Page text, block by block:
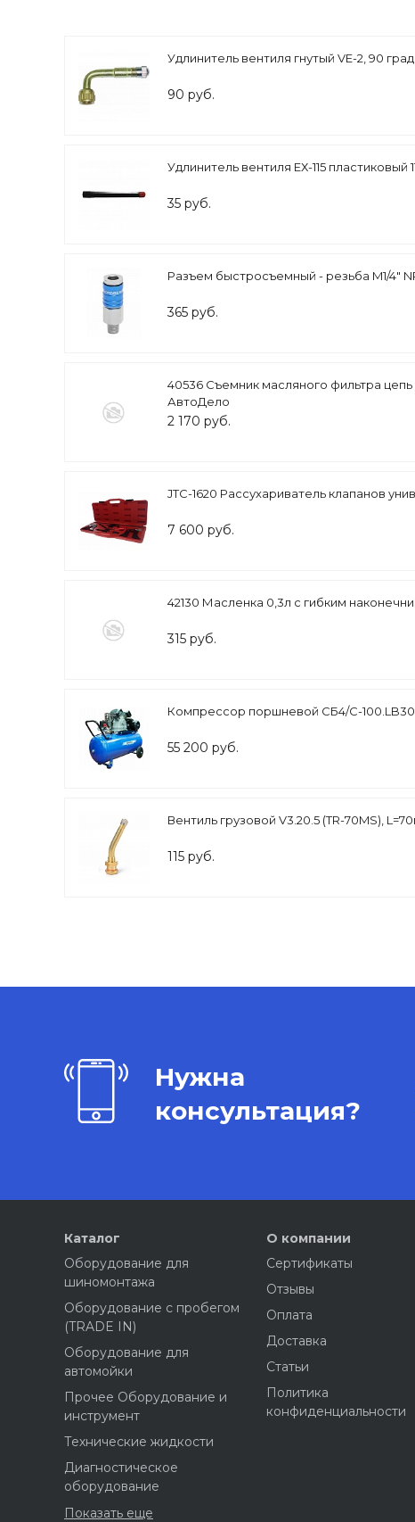
Удлинитель вентиля гнутый VE-2, 90 град.
90 руб.
Удлинитель вентиля ЕХ-115 пластиковый
35 руб.
Разъем быстросъемный - резьба M1/4"
365 руб.
40536 Съемник масляного фильтра
АвтоДело
2 170 руб.
JTC-1620 Рассухариватель клапанов
7 600 руб.
42130 Масленка 0,3л с гибким
315 руб.
Компрессор поршневой СБ4/С-
55 200 руб.
Вентиль грузовой V3.20.5 (TR-70MS),
115 руб.
Нужна
консультация?
Каталог
Оборудование для
шиномонтажа
Оборудование с пробегом
(TRADE IN)
Оборудование для
автомойки
Прочее Оборудование и
инструмент
Технические жидкости
Диагностическое
оборудование
Показать еще
О компании
Сертификаты
Отзывы
Оплата
Доставка
Статьи
Политика
конфиденциальности